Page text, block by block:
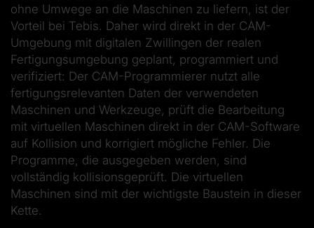
ohne Umwege an die Maschinen zu liefern, ist der
Vorteil bei Tebis. Daher wird direkt in der CAM-
Umgebung mit digitalen Zwillingen der realen
Fertigungsumgebung geplant, programmiert und
verifiziert: Der CAM-Programmierer nutzt alle
fertigungsrelevanten Daten der verwendeten
Maschinen und Werkzeuge, prüft die Bearbeitung
mit virtuellen Maschinen direkt in der CAM-Software
auf Kollision und korrigiert mögliche Fehler. Die
Programme, die ausgegeben werden, sind
vollständig kollisionsgeprüft. Die virtuellen
Maschinen sind mit der wichtigste Baustein in dieser
Kette.